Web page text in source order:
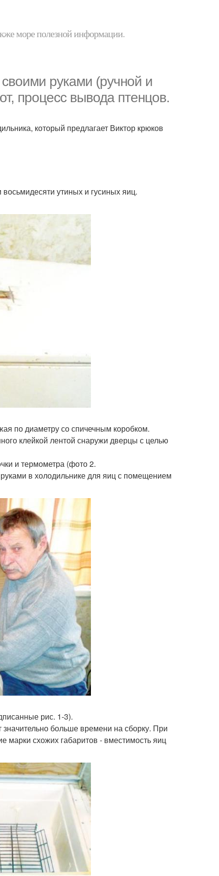
море полезной информации.
руками (ручной и
процесс вывода птенцов.
который предлагает Виктор крюков
утиных и гусиных яиц.
по диаметру со спичечным коробком.
клейкой лентой снаружи дверцы с целью
и термометра (фото 2.
в холодильнике для яиц с помещением
рис. 1-3).
больше времени на сборку. При
марки схожих габаритов - вместимость яиц